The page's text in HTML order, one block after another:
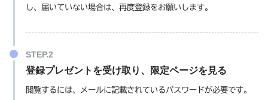
し、届いていない場合は、再度登録をお願いします。
登録プレゼントを受け取り、限定ページを見る
閲覧するには、メールに記載されているパスワードが必要です。